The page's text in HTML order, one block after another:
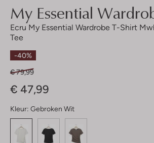
My Essential
Ecru My Essential Wardrobe T-Shirt
Tee
-40%
€ 79,99
€ 47,99
Kleur: Gebroken Wit